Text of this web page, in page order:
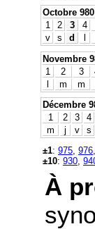
Octobre
1
2 3 4
v
s d
Novembre
1
2 3
l
m m
Décembre
1
2 3 4
m
j v s
±1: 975 976
±10: 930
À